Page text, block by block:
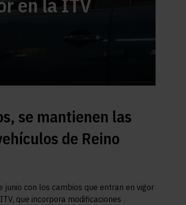
se mantienen las
de Reino
junio con los cambios que entran en vigor
que incorpora modificaciones